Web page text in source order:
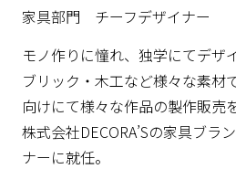
家具部門 チーフデザイナー
モノ作りに憧れ、独学にてデザ
ブリック・木工など様々な素材
向けにて様々な作品の製作販売
株式会社DECORA’Sの家具ブラ
ナーに就任。